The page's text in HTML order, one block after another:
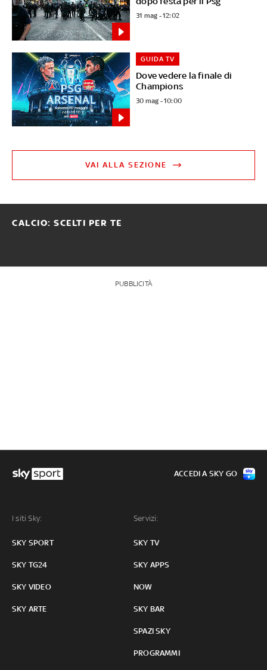
31 mag - 12:02
Dove vedere la finale di
Champions
GUIDA TV
30 mag - 10:00
VAI ALLA SEZIONE
CALCIO: SCELTI PER TE
PUBBLICITÀ
I siti Sky:
SKY SPORT
SKY TG24
SKY VIDEO
SKY ARTE
Servizi:
SKY TV
SKY APPS
NOW
SKY BAR
SPAZI SKY
PROGRAMMI
ACCEDI A SKY GO